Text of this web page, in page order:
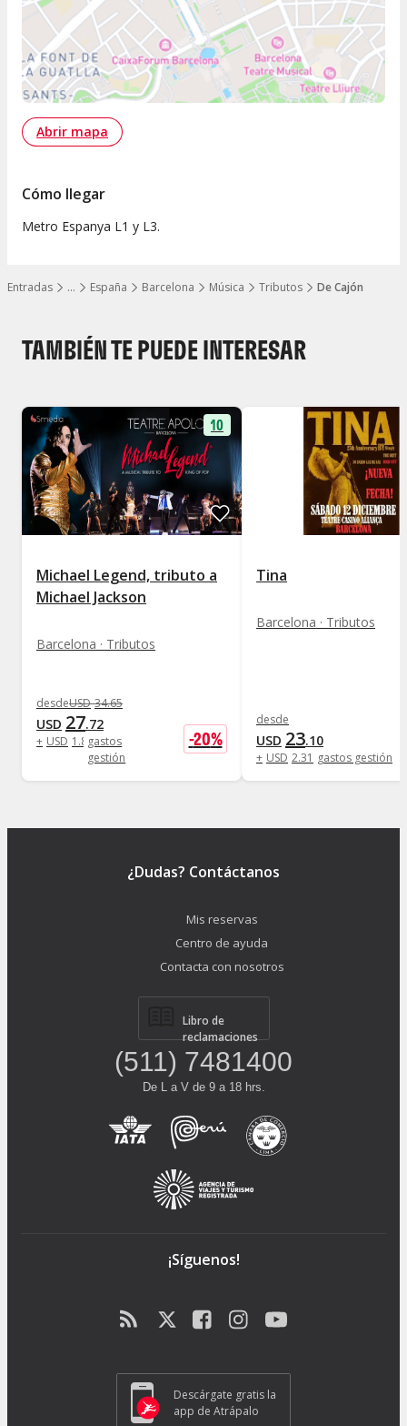
…
Mostrar todos los niveles
Entradas España Barcelona Música Tributos De Cajón
Abrir mapa
Cómo llegar
Metro Espanya L1 y L3.
TAMBIÉN TE PUEDE INTERESAR
10
Michael Legend, tributo a
Michael Jackson
Barcelona · Tributos
desdeUSD 34.65
USD 27.72
+ USD 1 .80gastos
gestión
-20%
Tina
Barcelona · Tributos
desde
USD 23.10
+ USD 2.31 gastos gestión
¿Dudas? Contáctanos
Mis reservas
Centro de ayuda
Contacta con nosotros
Libro de
reclamaciones
(511) 7481400
De L a V de 9 a 18 hrs.
¡Síguenos!
Descárgate gratis la
app de Atrápalo